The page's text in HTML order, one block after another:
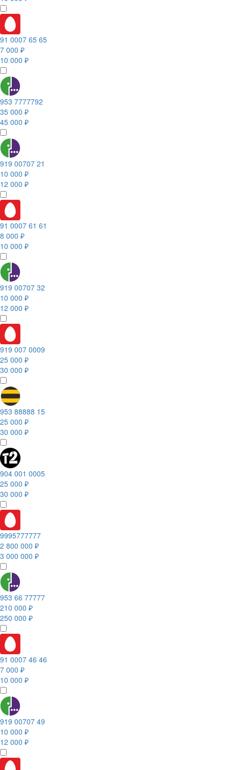
91 0007 65 65
7 000 ₽
10 000 ₽
953 7777792
35 000 ₽
45 000 ₽
919 00707 21
10 000 ₽
12 000 ₽
91 0007 61 61
8 000 ₽
10 000 ₽
919 00707 32
10 000 ₽
12 000 ₽
919 007 0009
25 000 ₽
30 000 ₽
953 88888 15
25 000 ₽
30 000 ₽
904 001 0005
25 000 ₽
30 000 ₽
9995777777
2 800 000 ₽
3 000 000 ₽
953 66 77777
210 000 ₽
250 000 ₽
91 0007 46 46
7 000 ₽
10 000 ₽
919 00707 49
10 000 ₽
12 000 ₽